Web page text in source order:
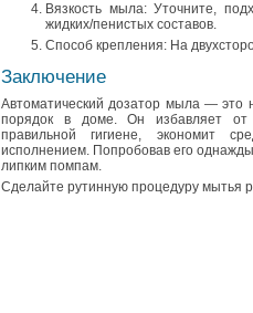
Вязкость мыла: Уточните,
жидких/пенистых составов.
Способ крепления: На
Заключение
Автоматический дозатор мыла — это
порядок в доме. Он избавляет от
правильной гигиене, экономит
исполнением. Попробовав его
липким помпам.
Сделайте рутинную процедуру мытья